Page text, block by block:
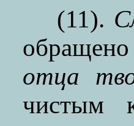
(11).
отца
чистым